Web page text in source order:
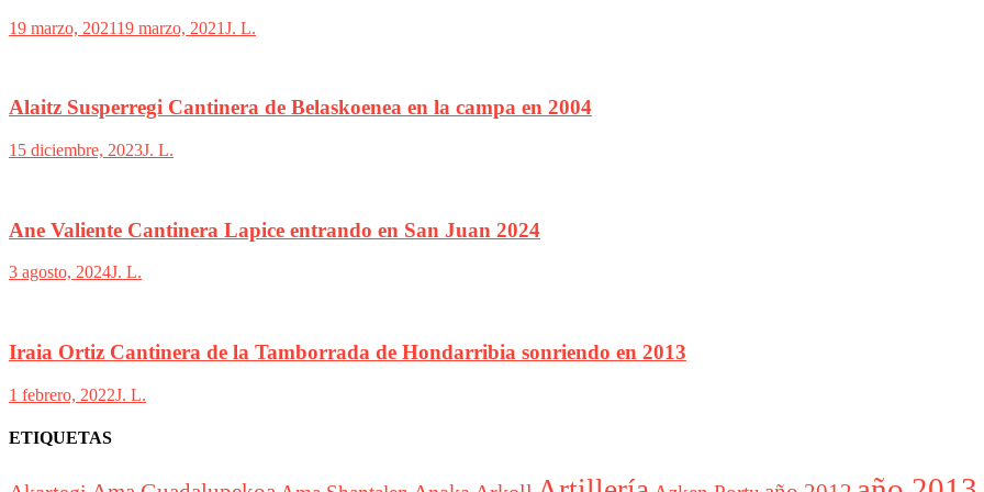
19 marzo, 202119 marzo, 2021J. L.
Alaitz Susperregi Cantinera de Belaskoenea en la campa en 2004
15 diciembre, 2023J. L.
Ane Valiente Cantinera Lapice entrando en San Juan 2024
3 agosto, 2024J. L.
Iraia Ortiz Cantinera de la Tamborrada de Hondarribia sonriendo en 2013
1 febrero, 2022J. L.
ETIQUETAS